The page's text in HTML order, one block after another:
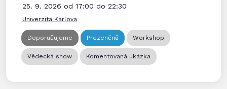
25. 9. 2026 od 17:00 do 22:30
Univerzita Karlova
Doporučujeme Prezenčně Workshop
Vědecká show Komentovaná ukázka